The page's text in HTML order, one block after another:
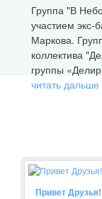
Группа "В
участием экс-
Маркова.
коллектива
группы
читать дальше
Привет